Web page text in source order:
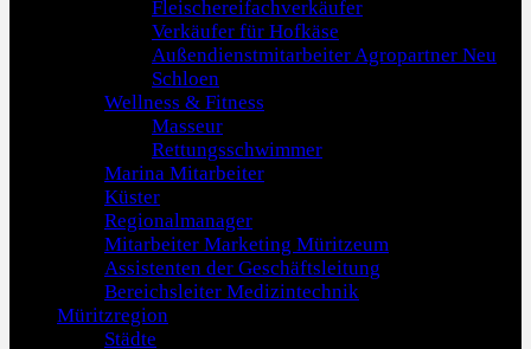
Fleischereifachverkäufer
Verkäufer für Hofkäse
Außendienstmitarbeiter Agropartner Neu
Schloen
Wellness & Fitness
Masseur
Rettungsschwimmer
Marina Mitarbeiter
Küster
Regionalmanager
Mitarbeiter Marketing Müritzeum
Assistenten der Geschäftsleitung
Bereichsleiter Medizintechnik
Müritzregion
Städte